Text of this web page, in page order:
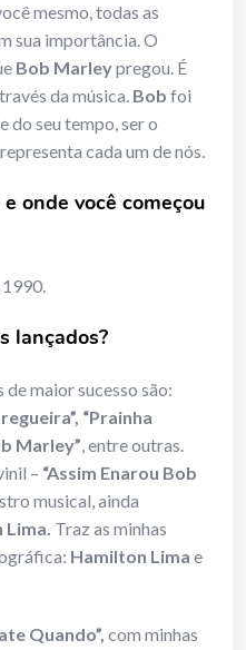
mesmo, todas as
sua importância. O
Bob Marleypregou. É
da música. Bob foi
do seu tempo, ser o
cada um de nós.
onde você começou
lançados?
de maior sucesso são:
“Prainha
Marley”, entre outras.
– “Assim Enarou Bob
musical, ainda
Lima. Traz as minhas
Hamilton Lima e
Quando”, com minhas